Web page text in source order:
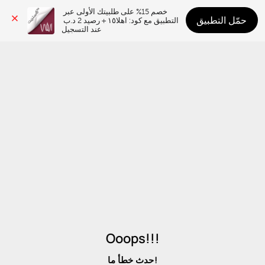
عند التسجيل
حمّل التطبيق
Ooops!!!
حدث خطأ ما!